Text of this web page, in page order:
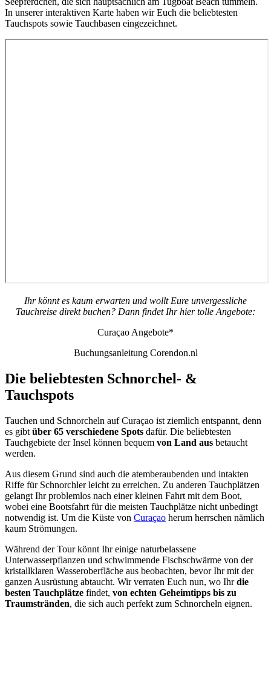
In unserer interaktiven Karte haben wir Euch die beliebtesten
Tauchspots sowie Tauchbasen eingezeichnet.
Ihr könnt es kaum erwarten und wollt Eure unvergessliche
Tauchreise direkt buchen? Dann findet Ihr hier tolle Angebote:
Curaçao Angebote*
Buchungsanleitung Corendon.nl
Die beliebtesten Schnorchel- &
Tauchspots
Tauchen und Schnorcheln auf Curaçao ist ziemlich entspannt, denn
es gibt über 65 verschiedene Spots dafür. Die beliebtesten
Tauchgebiete der Insel können bequem von Land aus betaucht
werden.
Aus diesem Grund sind auch die atemberaubenden und intakten
Riffe für Schnorchler leicht zu erreichen. Zu anderen Tauchplätzen
gelangt Ihr problemlos nach einer kleinen Fahrt mit dem Boot,
wobei eine Bootsfahrt für die meisten Tauchplätze nicht unbedingt
notwendig ist. Um die Küste von Curaçao herum herrschen nämlich
kaum Strömungen.
Während der Tour könnt Ihr einige naturbelassene
Unterwasserpflanzen und schwimmende Fischschwärme von der
kristallklaren Wasseroberfläche aus beobachten, bevor Ihr mit der
ganzen Ausrüstung abtaucht. Wir verraten Euch nun, wo Ihrdie
besten Tauchplätze findet, von echten Geheimtipps bis zu
Traumstränden, die sich auch perfekt zum Schnorcheln eignen.